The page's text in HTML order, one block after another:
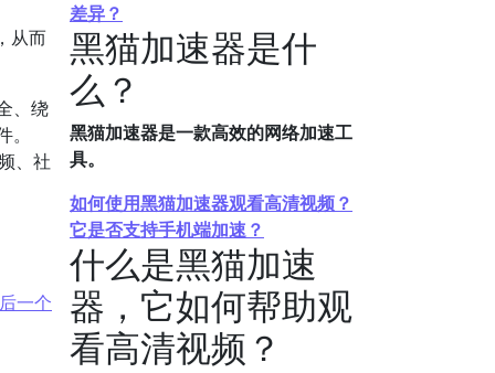
从而
、绕
、社
后一个
差异？
黑猫加速器是什
么？
黑猫加速器是一款高效的网络加速工
具。
如何使用黑猫加速器观看高清视频？
它是否支持手机端加速？
什么是黑猫加速
器，它如何帮助观
看高清视频？